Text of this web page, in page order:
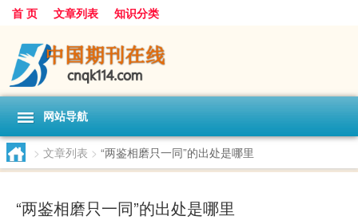
首 页 文章列表 知识分类
网站导航
> 文章列表 > “两鉴相磨只一同”的出处是哪里
“两鉴相磨只一同”的出处是哪里